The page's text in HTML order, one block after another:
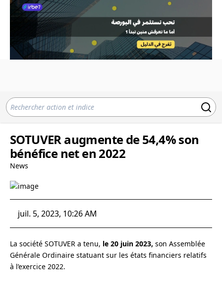
SOTUVER augmente de 54,4% son
bénéfice net en 2022
News
juil. 5, 2023, 10:26 AM
La société SOTUVER a tenu, le 20 juin 2023, son Assemblée
Générale Ordinaire statuant sur les états financiers relatifs
à l’exercice 2022.